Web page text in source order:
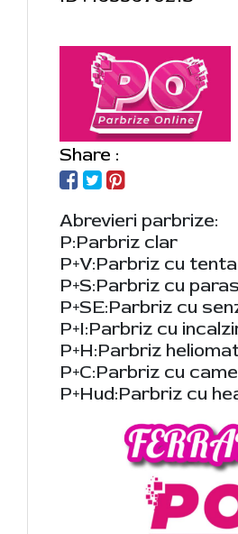
Share :
Abrevieri parbrize:
P:Parbriz clar
P+V:Parbriz cu
P+S:Parbriz cu
P+SE:Parbriz cu
P+I:Parbriz cu
P+H:Parbriz
P+C:Parbriz cu
P+Hud:Parbriz cu